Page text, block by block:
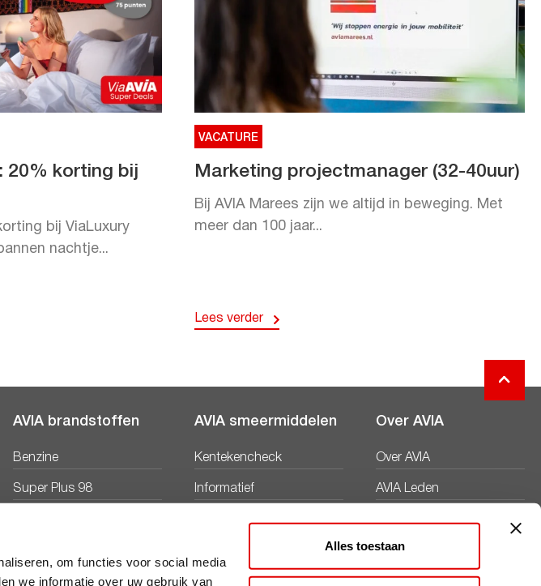
om functies voor social media
we informatie over uw gebruik van
Alles toestaan
20% korting bij
bij ViaLuxury
nachtje...
VACATURE
Marketing projectmanager (32-40uur)
Bij AVIA Marees zijn we altijd in beweging. Met
meer dan 100 jaar...
Lees verder
AVIA brandstoffen
Benzine
Super Plus 98
AVIA smeermiddelen
Kentekencheck
Informatief
Productbladen
Over AVIA
Over AVIA
AVIA Leden
Nieuws
Duurzaamheid
Werken bij